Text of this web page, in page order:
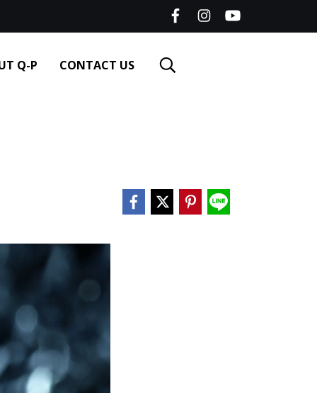
Q-P CONTACT US